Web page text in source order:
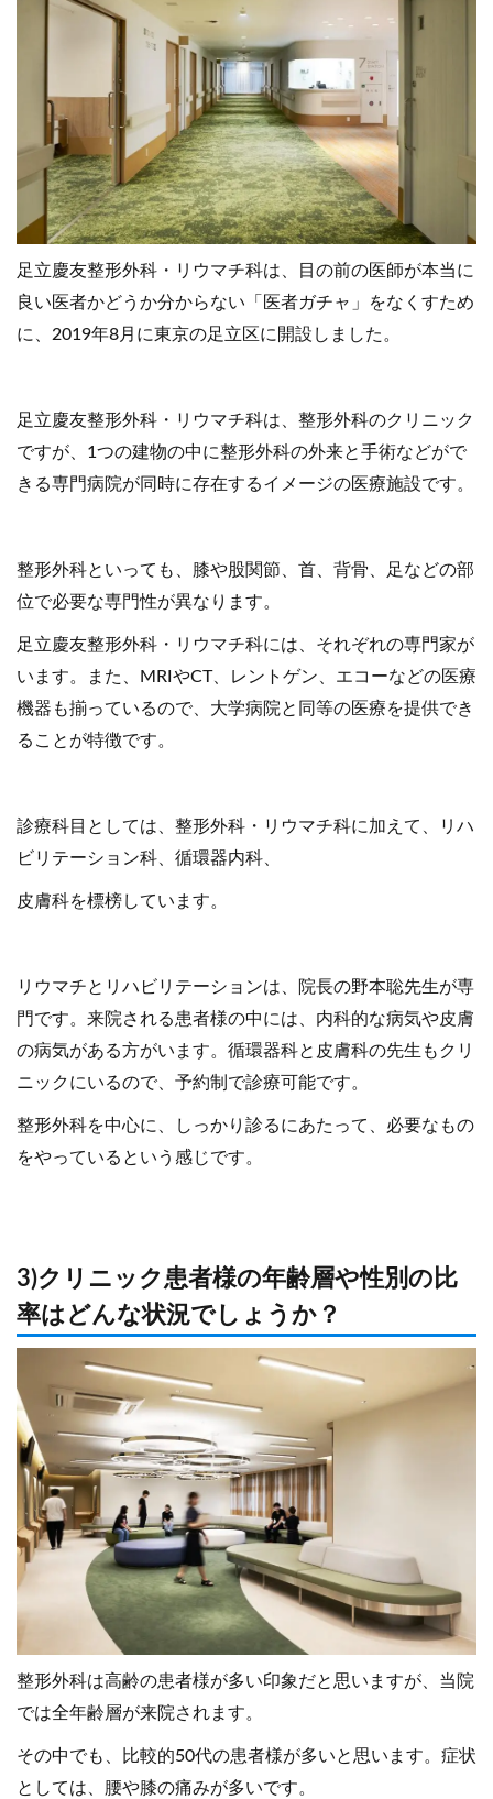
足立慶友整形外科・リウマチ科は、目の前の医師が本当に
良い医者かどうか分からない「医者ガチャ」をなくすため
に、2019年8月に東京の足立区に開設しました。
足立慶友整形外科・リウマチ科は、整形外科のクリニック
ですが、1つの建物の中に整形外科の外来と手術などがで
きる専門病院が同時に存在するイメージの医療施設です。
整形外科といっても、膝や股関節、首、背骨、足などの部
位で必要な専門性が異なります。
足立慶友整形外科・リウマチ科には、それぞれの専門家が
います。また、MRIやCT、レントゲン、エコーなどの医療
機器も揃っているので、大学病院と同等の医療を提供でき
ることが特徴です。
診療科目としては、整形外科・リウマチ科に加えて、リハ
ビリテーション科、循環器内科、
皮膚科を標榜しています。
リウマチとリハビリテーションは、院長の野本聡先生が専
門です。来院される患者様の中には、内科的な病気や皮膚
の病気がある方がいます。循環器科と皮膚科の先生もクリ
ニックにいるので、予約制で診療可能です。
整形外科を中心に、しっかり診るにあたって、必要なもの
をやっているという感じです。
3)クリニック患者様の年齢層や性別の比
率はどんな状況でしょうか？
整形外科は高齢の患者様が多い印象だと思いますが、当院
では全年齢層が来院されます。
その中でも、比較的50代の患者様が多いと思います。症状
としては、腰や膝の痛みが多いです。